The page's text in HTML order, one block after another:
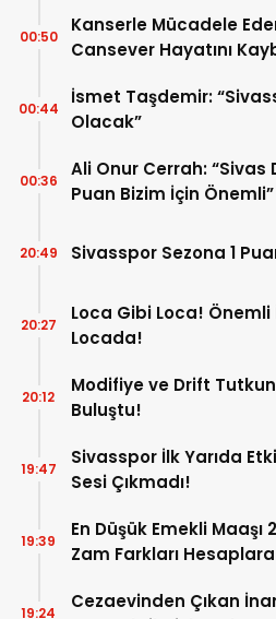
Kanserle Mücadele
Cansever Hayatını
00:50
İsmet Taşdemir:
Olacak”
00:44
Ali Onur Cerrah: “Sivas
Puan Bizim İçin Önemli”
00:36
Sivasspor Sezona 1
20:49
Loca Gibi Loca! Önemli
Locada!
20:27
Modifiye ve Drift
Buluştu!
20:12
Sivasspor İlk Yarıda
Sesi Çıkmadı!
19:47
En Düşük Emekli Maaşı
Zam Farkları
19:39
Cezaevinden Çıkan
19:24